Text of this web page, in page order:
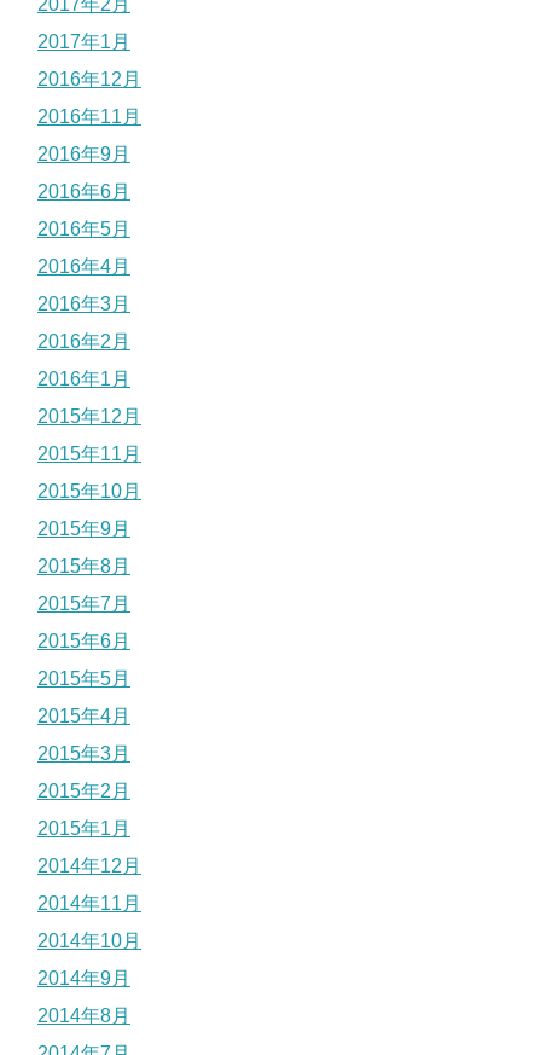
2017年2月
2017年1月
2016年12月
2016年11月
2016年9月
2016年6月
2016年5月
2016年4月
2016年3月
2016年2月
2016年1月
2015年12月
2015年11月
2015年10月
2015年9月
2015年8月
2015年7月
2015年6月
2015年5月
2015年4月
2015年3月
2015年2月
2015年1月
2014年12月
2014年11月
2014年10月
2014年9月
2014年8月